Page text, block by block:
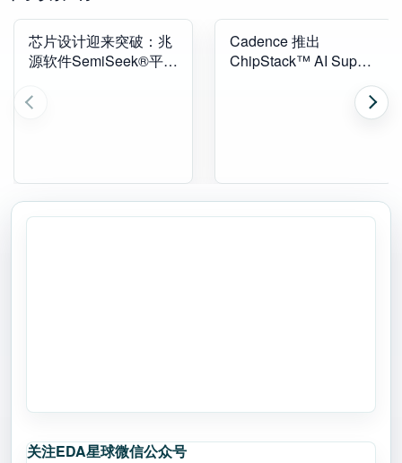
芯片设计迎来突破：兆
源软件SemiSeek®平台
力客户打造下一代芯片
Cadence 推出
ChipStack™ AI Super
关注EDA星球微信公众号